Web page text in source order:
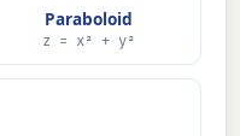
Paraboloid
z = x² + y²